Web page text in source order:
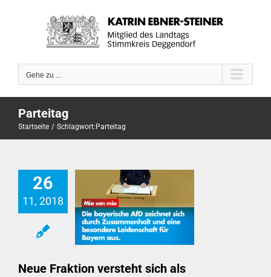
Gehe zu ...
Parteitag
Startseite Schlagwort: Parteitag
26
11, 2018
Neue Fraktion versteht sich als